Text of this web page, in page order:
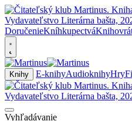
DoručenieKníhkupectvá
Knihy E-knihyAudioknihyHry
Vyhľadávanie